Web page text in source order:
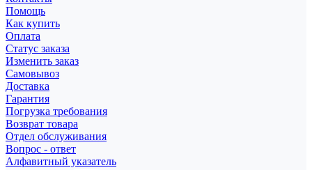
Помощь
Как купить
Оплата
Статус заказа
Изменить заказ
Самовывоз
Доставка
Гарантия
Погрузка требования
Возврат товара
Отдел обслуживания
Вопрос - ответ
Алфавитный указатель